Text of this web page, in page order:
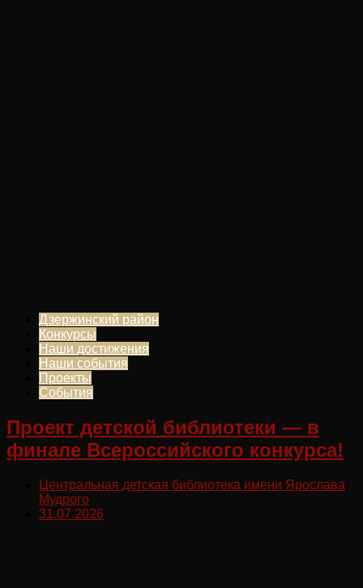
Дзержинский район
Конкурсы
Наши достижения
Наши события
Проекты
События
Проект детской библиотеки — в
финале Всероссийского конкурса!
Центральная детская библиотека имени Ярослава
Мудрого
31.07.2026